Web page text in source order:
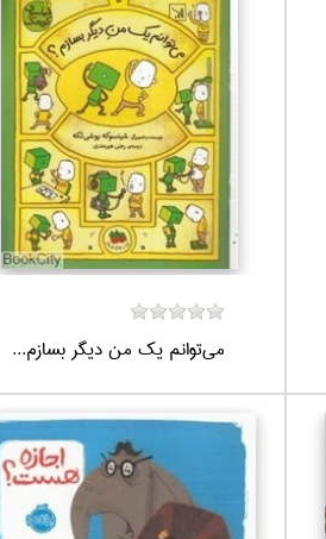
مي‌توانم يك من ديگر بسازم...